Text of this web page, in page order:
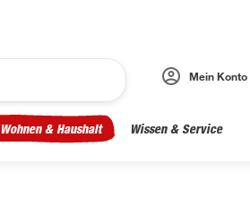
Mein Konto
Wohnen & Haushalt Wissen & Service